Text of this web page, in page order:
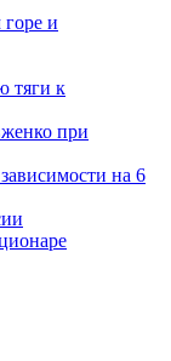
и
тяги к
при
на 6